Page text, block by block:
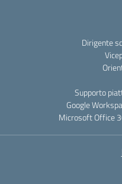
Dirigente
Supporto
Google
Microsoft Office